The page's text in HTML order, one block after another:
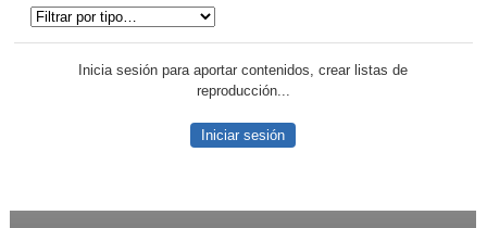
Inicia sesión para aportar contenidos, crear listas de
reproducción...
Iniciar sesión